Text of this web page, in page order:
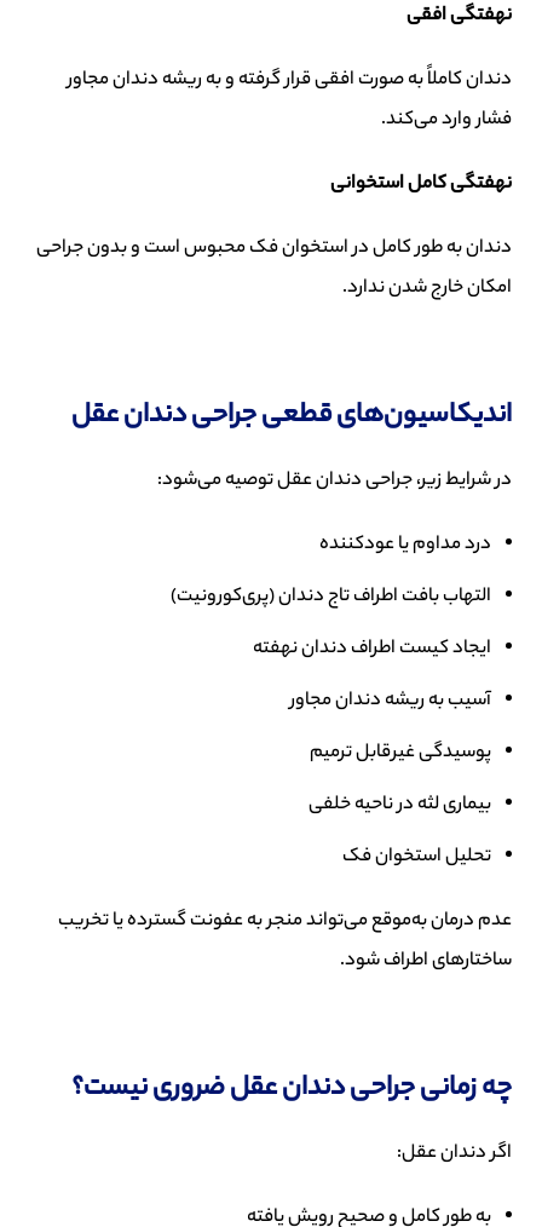
نهفتگی افقی
دندان کاملاً به صورت افقی قرار گرفته و به ریشه دندان مجاور
فشار وارد می‌کند.
نهفتگی کامل استخوانی
دندان به طور کامل در استخوان فک محبوس است و بدون جراحی
امکان خارج شدن ندارد.
اندیکاسیون‌های قطعی جراحی دندان عقل
در شرایط زیر، جراحی دندان عقل توصیه می‌شود:
درد مداوم یا عودکننده
التهاب بافت اطراف تاج دندان (پری‌کورونیت)
ایجاد کیست اطراف دندان نهفته
آسیب به ریشه دندان مجاور
پوسیدگی غیرقابل ترمیم
بیماری لثه در ناحیه خلفی
تحلیل استخوان فک
عدم درمان به‌موقع می‌تواند منجر به عفونت گسترده یا تخریب
ساختارهای اطراف شود.
چه زمانی جراحی دندان عقل ضروری نیست؟
اگر دندان عقل:
به طور کامل و صحیح رویش یافته